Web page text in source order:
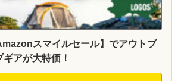
スマイルセール】でアウトブ
アが大特価！